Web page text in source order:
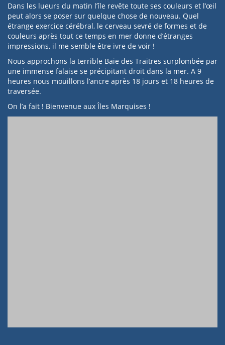
Dans les lueurs du matin l’île revête toute ses couleurs et l’œil
peut alors se poser sur quelque chose de nouveau. Quel
étrange exercice cérébral, le cerveau sevré de formes et de
couleurs après tout ce temps en mer donne d’étranges
impressions, il me semble être ivre de voir !
Nous approchons la terrible Baie des Traitres surplombée par
une immense falaise se précipitant droit dans la mer. A 9
heures nous mouillons l’ancre après 18 jours et 18 heures de
traversée.
On l’a fait ! Bienvenue aux Îles Marquises !